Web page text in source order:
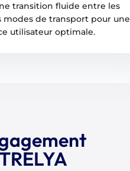
transition fluide entre les
de transport pour une
utilisateur optimale.